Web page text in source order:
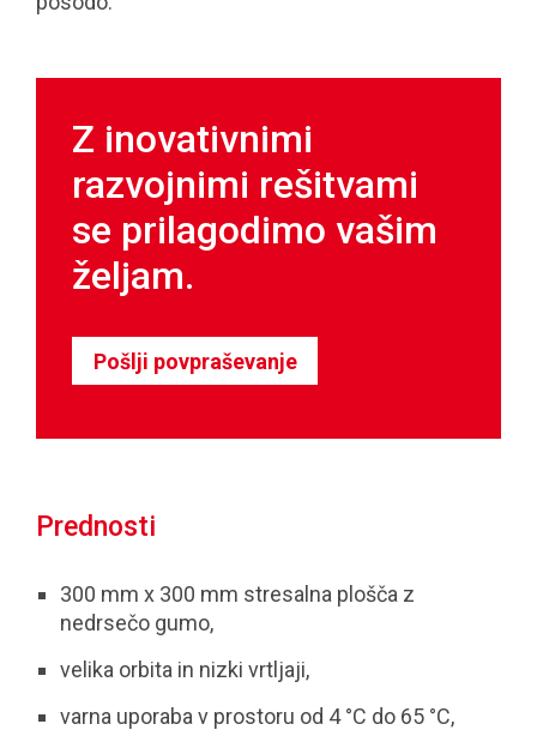
Z inovativnimi
razvojnimi rešitvami
se prilagodimo vašim
željam.
Pošlji povpraševanje
Prednosti
300 mm x 300 mm stresalna plošča z
nedrsečo gumo,
velika orbita in nizki vrtljaji,
varna uporaba v prostoru od 4 °C do 65 °C,